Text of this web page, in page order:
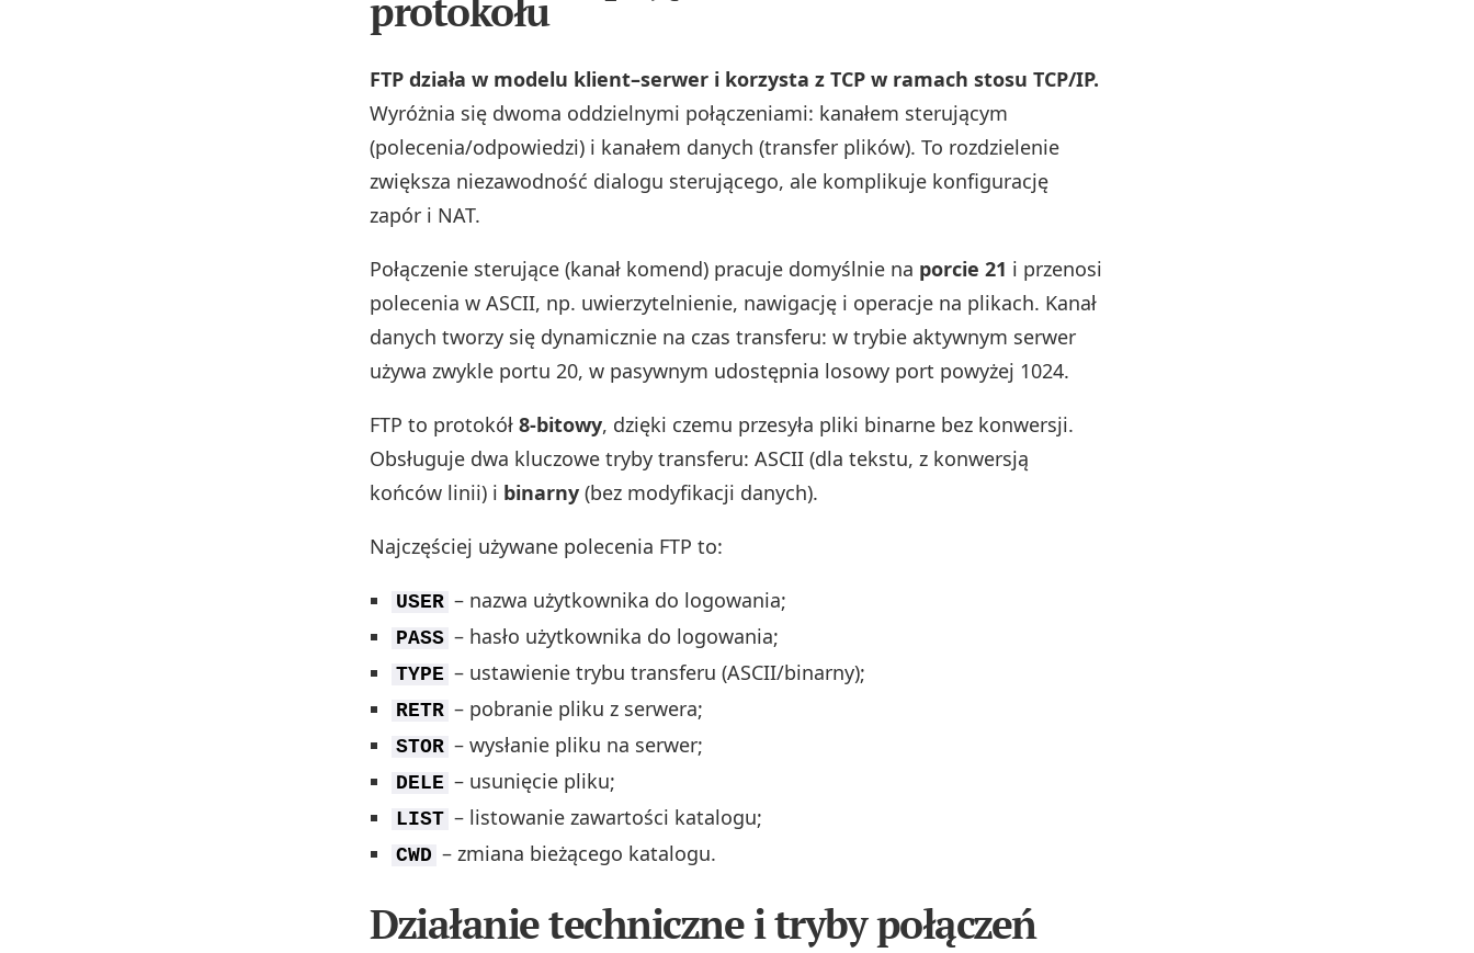
protokołu
FTP działa w modelu klient–serwer i korzysta z TCP w ramach stosu TCP/IP.
Wyróżnia się dwoma oddzielnymi połączeniami: kanałem sterującym
(polecenia/odpowiedzi) i kanałem danych (transfer plików). To rozdzielenie
zwiększa niezawodność dialogu sterującego, ale komplikuje konfigurację
zapór i NAT.
Połączenie sterujące (kanał komend) pracuje domyślnie na porcie 21 i przenosi
polecenia w ASCII, np. uwierzytelnienie, nawigację i operacje na plikach. Kanał
danych tworzy się dynamicznie na czas transferu: w trybie aktywnym serwer
używa zwykle portu 20, w pasywnym udostępnia losowy port powyżej 1024.
FTP to protokół 8‑bitowy, dzięki czemu przesyła pliki binarne bez konwersji.
Obsługuje dwa kluczowe tryby transferu: ASCII (dla tekstu, z konwersją
końców linii) i binarny (bez modyfikacji danych).
Najczęściej używane polecenia FTP to:
USER – nazwa użytkownika do logowania;
PASS – hasło użytkownika do logowania;
TYPE – ustawienie trybu transferu (ASCII/binarny);
RETR – pobranie pliku z serwera;
STOR – wysłanie pliku na serwer;
DELE – usunięcie pliku;
LIST – listowanie zawartości katalogu;
CWD – zmiana bieżącego katalogu.
Działanie techniczne i tryby połączeń